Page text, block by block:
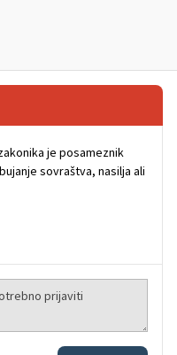
je posameznik
sovraštva, nasilja ali